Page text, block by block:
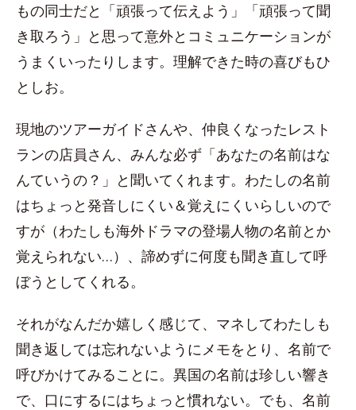
もの同士だと「頑張って伝えよう」「頑張って聞
き取ろう」と思って意外とコミュニケーションが
うまくいったりします。理解できた時の喜びもひ
としお。
現地のツアーガイドさんや、仲良くなったレスト
ランの店員さん、みんな必ず「あなたの名前はな
んていうの？」と聞いてくれます。わたしの名前
はちょっと発音しにくい＆覚えにくいらしいので
すが（わたしも海外ドラマの登場人物の名前とか
覚えられない…）、諦めずに何度も聞き直して呼
ぼうとしてくれる。
それがなんだか嬉しく感じて、マネしてわたしも
聞き返しては忘れないようにメモをとり、名前で
呼びかけてみることに。異国の名前は珍しい響き
で、口にするにはちょっと慣れない。でも、名前